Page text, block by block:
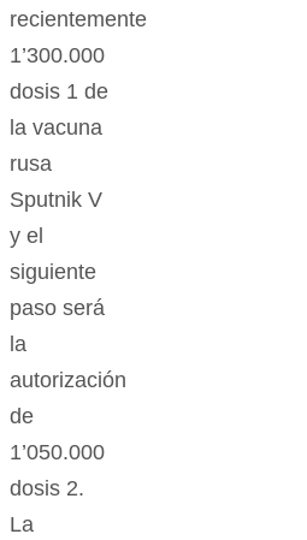
recientemente
1’300.000
dosis 1 de
la vacuna
rusa
Sputnik V
y el
siguiente
paso será
la
autorización
de
1’050.000
dosis 2.
La